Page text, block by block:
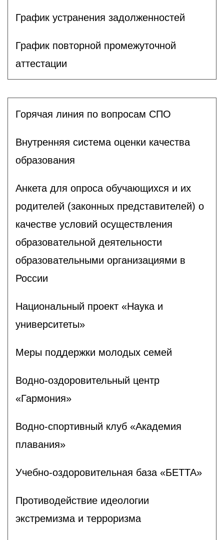
График устранения задолженностей
График повторной промежуточной
аттестации
Горячая линия по вопросам СПО
Внутренняя система оценки качества
образования
Анкета для опроса обучающихся и их
родителей (законных представителей) о
качестве условий осуществления
образовательной деятельности
образовательными организациями в
России
Национальный проект «Наука и
университеты»
Меры поддержки молодых семей
Водно-оздоровительный центр
«Гармония»
Водно-спортивный клуб «Академия
плавания»
Учебно-оздоровительная база «БЕТТА»
Противодействие идеологии
экстремизма и терроризма